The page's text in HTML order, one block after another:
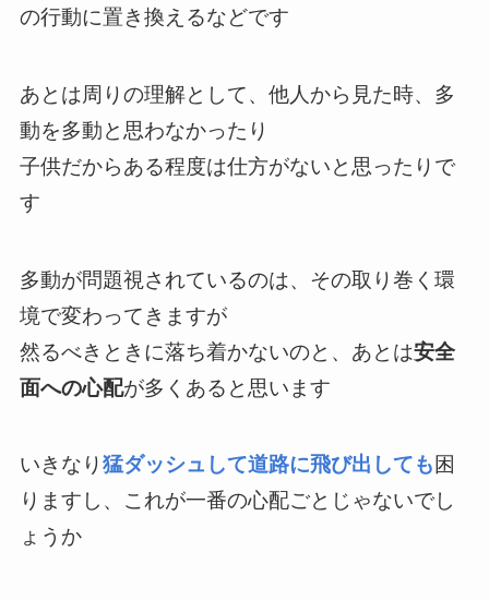
の行動に置き換えるなどです
あとは周りの理解として、他人から見た時、多
動を多動と思わなかったり
子供だからある程度は仕方がないと思ったりで
す
多動が問題視されているのは、その取り巻く環
境で変わってきますが
然るべきときに落ち着かないのと、あとは安全
面への心配が多くあると思います
いきなり猛ダッシュして道路に飛び出しても 困
りますし、これが一番の心配ごとじゃないでし
ょうか